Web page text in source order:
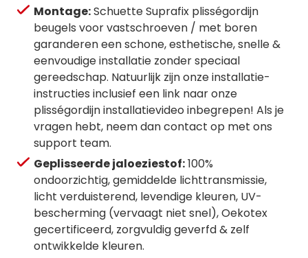
Montage:Schuette Suprafix plisségordijn
beugels voor vastschroeven / met boren
garanderen een schone, esthetische, snelle &
eenvoudige installatie zonder speciaal
gereedschap. Natuurlijk zijn onze installatie-
instructies inclusief een link naar onze
plisségordijn installatievideo inbegrepen! Als je
vragen hebt, neem dan contact op met ons
support team.
Geplisseerde jaloeziestof:100%
ondoorzichtig, gemiddelde lichttransmissie,
licht verduisterend, levendige kleuren, UV-
bescherming (vervaagt niet snel), Oekotex
gecertificeerd, zorgvuldig geverfd & zelf
ontwikkelde kleuren.